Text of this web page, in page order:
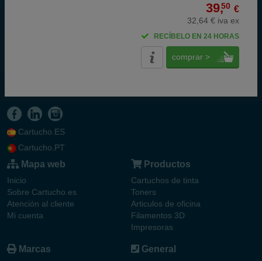
39,50 €
32,64 € iva ex
RECÍBELO EN 24 HORAS
comprar >
Cartucho.ES
Cartucho.PT
Mapa web
Inicio
Sobre Cartucho.es
Atención al cliente
Mi cuenta
Productos
Cartuchos de tinta
Toners
Articulos de oficina
Filamentos 3D
Impresoras
Marcas General